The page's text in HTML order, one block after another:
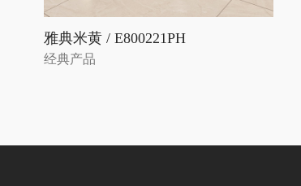
雅典米黄 / E800221PH
经典产品